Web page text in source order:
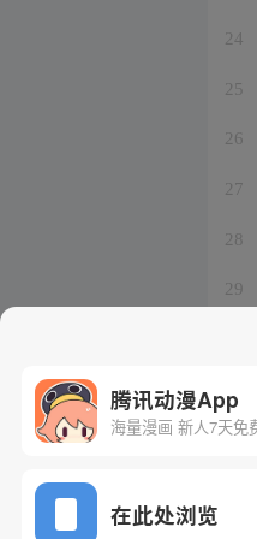
24
25
26
27
28
29
腾讯动漫App
海量漫画 新人7天免
在此处浏览